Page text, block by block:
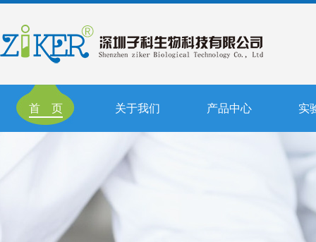
首 页 关于我们 产品中心 实